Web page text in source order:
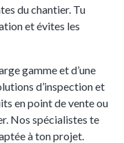
du chantier. Tu
et évites les
gamme et d’une
d’inspection et
en point de vente ou
Nos spécialistes te
à ton projet.